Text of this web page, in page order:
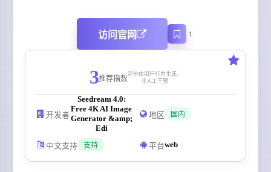
访问官网 1
3推荐指数
评分由用户行为生成，
非人工干预
开发者
Seedream 4.0:
Free 4K AI Image
Generator &amp;
Edi
地区 国内
中文支持 支持 平台web